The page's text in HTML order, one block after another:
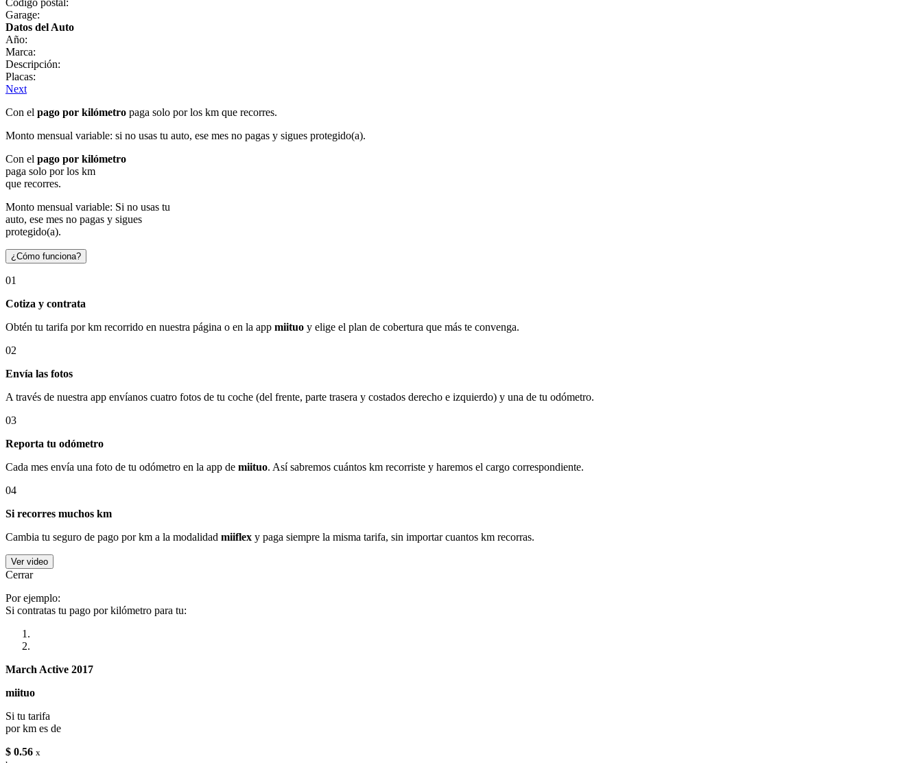
Garage:
Datos del Auto
Año:
Marca:
Descripción:
Placas:
Next
Con el pago por kilómetro paga solo por los km que recorres.
Monto mensual variable: si no usas tu auto, ese mes no pagas y sigues protegido(a).
Con el pago por kilómetro
paga solo por los km
que recorres.
Monto mensual variable: Si no usas tu
auto, ese mes no pagas y sigues
protegido(a).
¿Cómo funciona?
01
Cotiza y contrata
Obtén tu tarifa por km recorrido en nuestra página o en la app miituo y elige el plan de cobertura que más te convenga.
02
Envía las fotos
A través de nuestra app envíanos cuatro fotos de tu coche (del frente, parte trasera y costados derecho e izquierdo) y una de tu odómetro.
03
Reporta tu odómetro
Cada mes envía una foto de tu odómetro en la app de miituo. Así sabremos cuántos km recorriste y haremos el cargo correspondiente.
04
Si recorres muchos km
Cambia tu seguro de pago por km a la modalidad miiflex y paga siempre la misma tarifa, sin importar cuantos km recorras.
Ver video
Cerrar
Por ejemplo:
Si contratas tu pago por kilómetro para tu:
March Active 2017
miituo
Si tu tarifa
por km es de
$ 0.56 x